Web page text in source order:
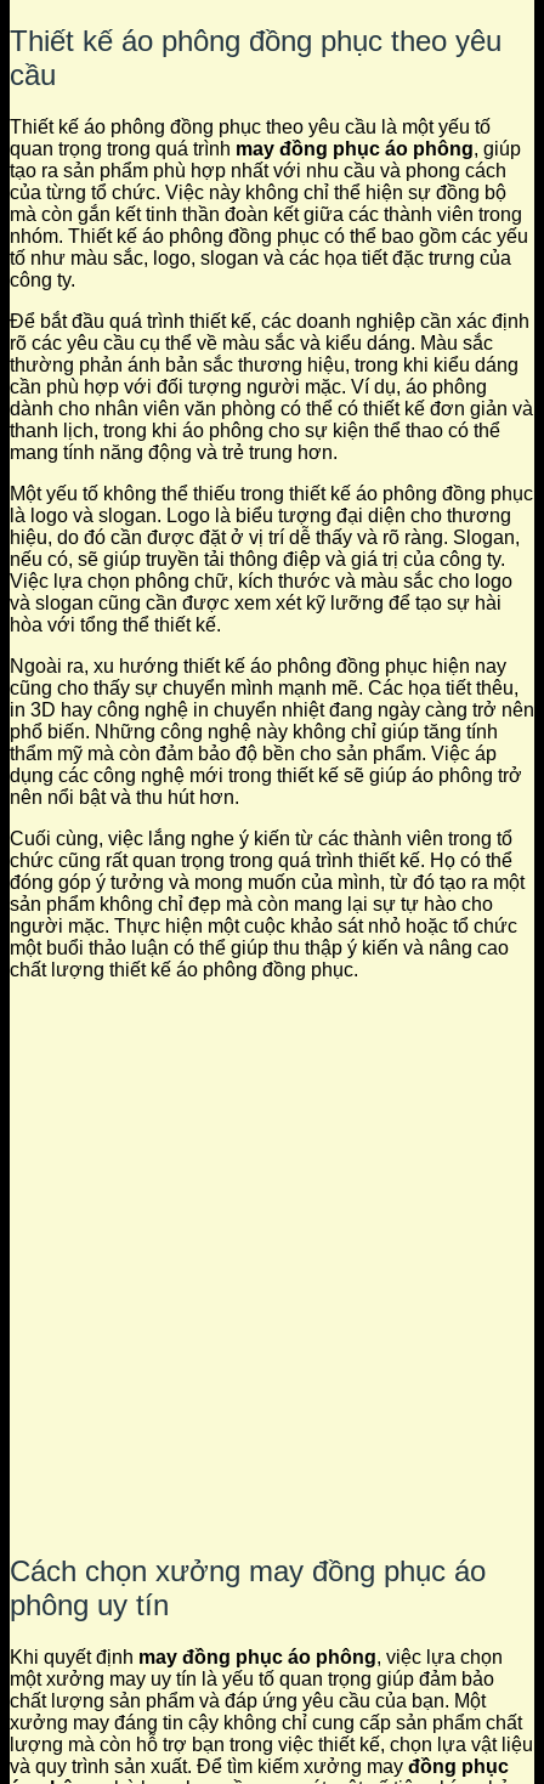
Thiết kế áo phông đồng phục theo yêu
cầu
Thiết kế áo phông đồng phục theo yêu cầu là một yếu tố
quan trọng trong quá trình may đồng phục áo phông, giúp
tạo ra sản phẩm phù hợp nhất với nhu cầu và phong cách
của từng tổ chức. Việc này không chỉ thể hiện sự đồng bộ
mà còn gắn kết tinh thần đoàn kết giữa các thành viên trong
nhóm. Thiết kế áo phông đồng phục có thể bao gồm các yếu
tố như màu sắc, logo, slogan và các họa tiết đặc trưng của
công ty.
Để bắt đầu quá trình thiết kế, các doanh nghiệp cần xác định
rõ các yêu cầu cụ thể về màu sắc và kiểu dáng. Màu sắc
thường phản ánh bản sắc thương hiệu, trong khi kiểu dáng
cần phù hợp với đối tượng người mặc. Ví dụ, áo phông
dành cho nhân viên văn phòng có thể có thiết kế đơn giản và
thanh lịch, trong khi áo phông cho sự kiện thể thao có thể
mang tính năng động và trẻ trung hơn.
Một yếu tố không thể thiếu trong thiết kế áo phông đồng phục
là logo và slogan. Logo là biểu tượng đại diện cho thương
hiệu, do đó cần được đặt ở vị trí dễ thấy và rõ ràng. Slogan,
nếu có, sẽ giúp truyền tải thông điệp và giá trị của công ty.
Việc lựa chọn phông chữ, kích thước và màu sắc cho logo
và slogan cũng cần được xem xét kỹ lưỡng để tạo sự hài
hòa với tổng thể thiết kế.
Ngoài ra, xu hướng thiết kế áo phông đồng phục hiện nay
cũng cho thấy sự chuyển mình mạnh mẽ. Các họa tiết thêu,
in 3D hay công nghệ in chuyển nhiệt đang ngày càng trở nên
phổ biến. Những công nghệ này không chỉ giúp tăng tính
thẩm mỹ mà còn đảm bảo độ bền cho sản phẩm. Việc áp
dụng các công nghệ mới trong thiết kế sẽ giúp áo phông trở
nên nổi bật và thu hút hơn.
Cuối cùng, việc lắng nghe ý kiến từ các thành viên trong tổ
chức cũng rất quan trọng trong quá trình thiết kế. Họ có thể
đóng góp ý tưởng và mong muốn của mình, từ đó tạo ra một
sản phẩm không chỉ đẹp mà còn mang lại sự tự hào cho
người mặc. Thực hiện một cuộc khảo sát nhỏ hoặc tổ chức
một buổi thảo luận có thể giúp thu thập ý kiến và nâng cao
chất lượng thiết kế áo phông đồng phục.
Cách chọn xưởng may đồng phục áo
phông uy tín
Khi quyết định may đồng phục áo phông, việc lựa chọn
một xưởng may uy tín là yếu tố quan trọng giúp đảm bảo
chất lượng sản phẩm và đáp ứng yêu cầu của bạn. Một
xưởng may đáng tin cậy không chỉ cung cấp sản phẩm chất
lượng mà còn hỗ trợ bạn trong việc thiết kế, chọn lựa vật liệu
và quy trình sản xuất. Để tìm kiếm xưởng may đồng phục